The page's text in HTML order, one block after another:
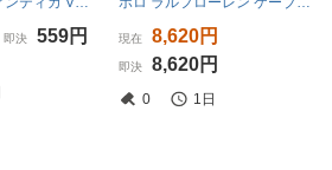
即決 559円 現在 8,620円
即決 8,620円
0 1日